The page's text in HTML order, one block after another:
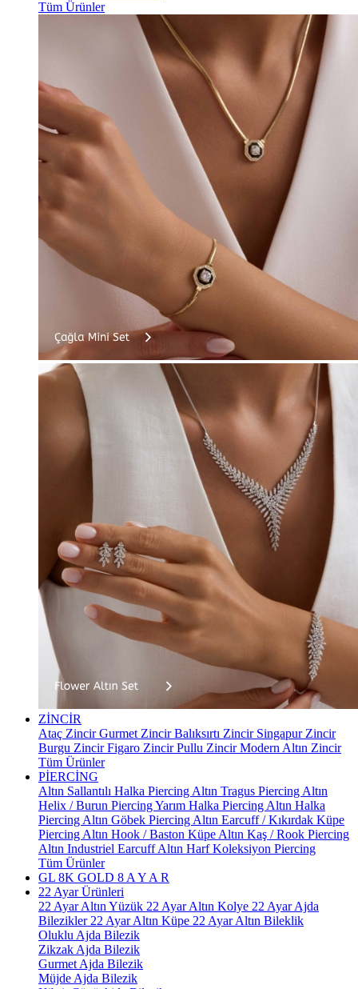
Tüm Ürünler
ZİNCİR
Ataç ZincirGurmet ZincirBalıksırtı Zincir Singapur Zincir
Burgu ZincirFigaro ZincirPullu ZincirModern Altın Zincir
Tüm Ürünler
PİERCİNG
Altın Sallantılı Halka Piercing Altın Tragus Piercing Altın
Helix / Burun PiercingYarım Halka Piercing Altın Halka
Piercing Altın Göbek Piercing Altın Earcuff / Kıkırdak Küpe
Piercing Altın Hook / Baston Küpe Altın Kaş / Rook Piercing
Altın Industriel EarcuffAltın Harf Koleksiyon Piercing
Tüm Ürünler
GL 8K GOLD 8 A Y A R
22 Ayar Ürünleri
22 Ayar Altın Yüzük 22 Ayar Altın Kolye 22 Ayar Ajda
Bilezikler 22 Ayar Altın Küpe 22 Ayar Altın Bileklik
Oluklu Ajda Bilezik
Zikzak Ajda Bilezik
Gurmet Ajda Bilezik
Müjde Ajda Bilezik